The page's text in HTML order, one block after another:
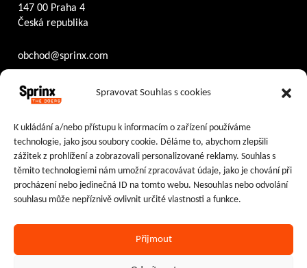
Spravovat Souhlas s cookies
K ukládání a/nebo přístupu k informacím o zařízení používáme
technologie, jako jsou soubory cookie. Děláme to, abychom zlepšili
zážitek z prohlížení a zobrazovali personalizované reklamy. Souhlas s
těmito technologiemi nám umožní zpracovávat údaje, jako je chování při
procházení nebo jedinečná ID na tomto webu. Nesouhlas nebo odvolání
souhlasu může nepříznivě ovlivnit určité vlastnosti a funkce.
Přijmout
147 00 Praha 4
Česká republika
obchod@sprinx.com
Otevírací doba recepce:
PO – ČT8:30 – 17:30
Sledujte nás na:
Facebook
Instagram
LinkedIn